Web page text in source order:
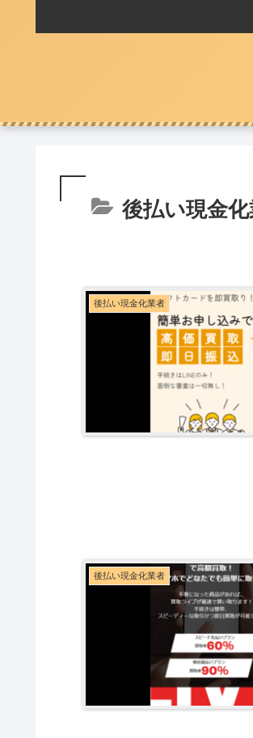
後払い現金
後払い現金化業者
後払い現金化業者